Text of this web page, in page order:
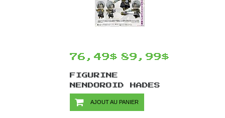
76,49$ 89,99$
FIGURINE
NENDOROID HADES
#1914 PAR GOOD
SMILE COMPANY -
AJOUT AU PANIER